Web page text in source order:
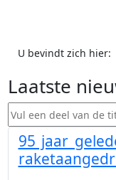
U bevindt zich hier:
Laatste
Vul een deel van de
95 jaar